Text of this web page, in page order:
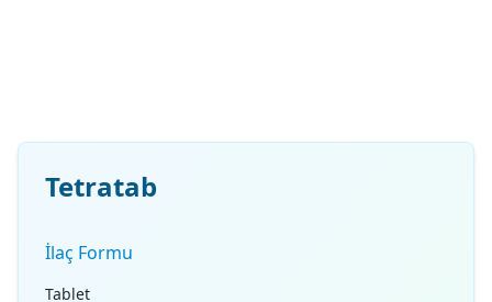
Tetratab
İlaç Formu
Tablet